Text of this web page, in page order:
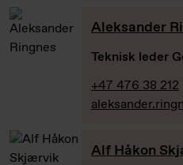
Aleksander
Teknisk leder
+47 476 38 212
Alf Håkon